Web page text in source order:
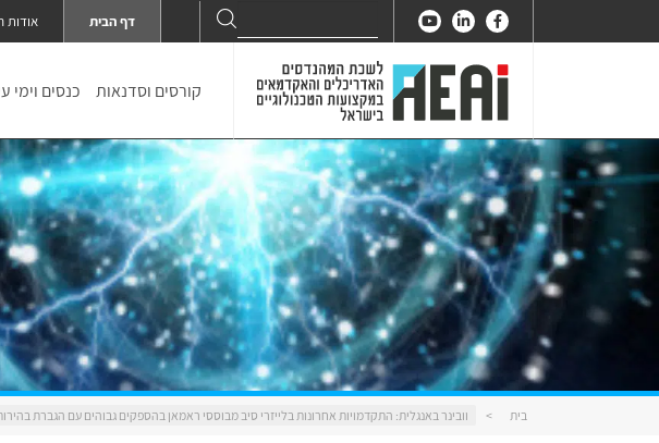
for:
Search דף הבית אודות
קורסים וסדנאות כנסים וימי
בית > וובינר באנגלית: התקדמויות אחרונות בלייזרי סיב מבוססי ראמאן בהספקים גבוהים עם הגברת